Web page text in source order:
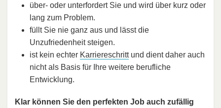
über- oder unterfordert Sie und wird über kurz oder
lang zum Problem.
füllt Sie nie ganz aus und lässt die
Unzufriedenheit steigen.
ist kein echter Karriereschrittund dient daher auch
nicht als Basis für Ihre weitere berufliche
Entwicklung.
Klar können Sie den perfekten Job auch zufällig